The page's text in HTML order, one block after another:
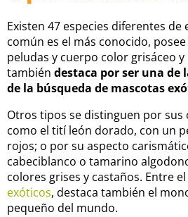
Existen 47 especies diferentes
común es el más conocido,
peludas y cuerpo color grisáceo
también destaca por ser una de
de la búsqueda de mascotas
Otros tipos se distinguen por sus
como el tití león dorado, con un
rojos; o por su aspecto
cabeciblanco o tamarino
colores grises y castaños. Entre el
exóticos, destaca también el
pequeño del mundo.